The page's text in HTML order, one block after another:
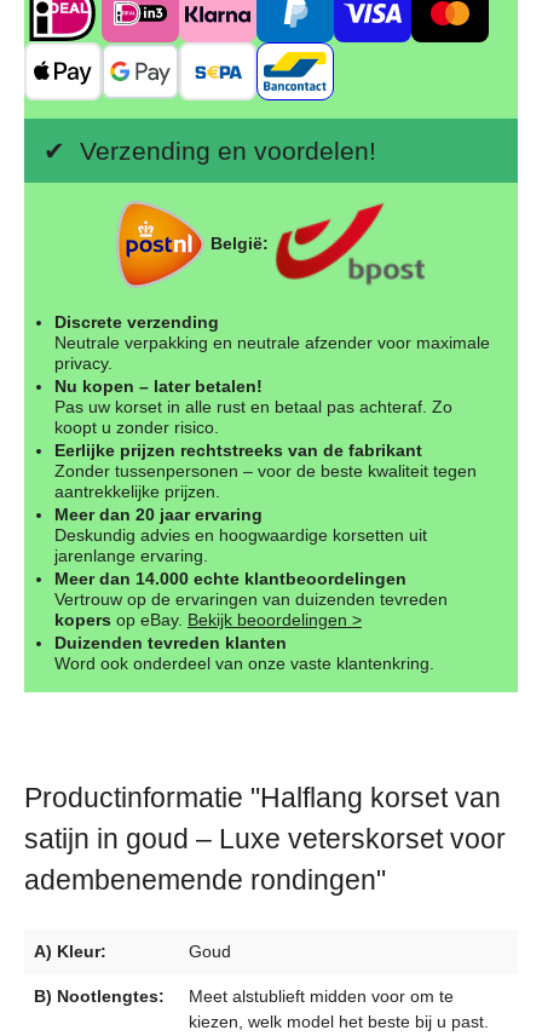
✔ Verzending en voordelen!
België:
Discrete verzending
Neutrale verpakking en neutrale afzender voor maximale
privacy.
Nu kopen – later betalen!
Pas uw korset in alle rust en betaal pas achteraf. Zo
koopt u zonder risico.
Eerlijke prijzen rechtstreeks van de fabrikant
Zonder tussenpersonen – voor de beste kwaliteit tegen
aantrekkelijke prijzen.
Meer dan 20 jaar ervaring
Deskundig advies en hoogwaardige korsetten uit
jarenlange ervaring.
Meer dan 14.000 echte klantbeoordelingen
Vertrouw op de ervaringen van duizenden tevreden
kopers op eBay. Bekijk beoordelingen >
Duizenden tevreden klanten
Word ook onderdeel van onze vaste klantenkring.
Productinformatie "Halflang korset van
satijn in goud – Luxe veterskorset voor
adembenemende rondingen"
A) Kleur: Goud
B) Nootlengtes:
Meet alstublieft midden voor om te
kiezen, welk model het beste bij u past.